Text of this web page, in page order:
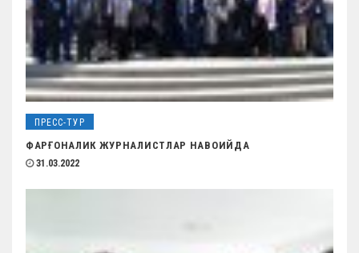
ПРЕСС-ТУР
ФАРҒОНАЛИК ЖУРНАЛИСТЛАР НАВОИЙДА
31.03.2022